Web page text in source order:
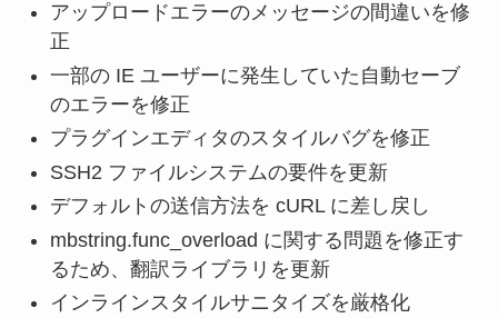
アップロードエラーのメッセージの間違いを修
正
一部の IE ユーザーに発生していた自動セーブ
のエラーを修正
プラグインエディタのスタイルバグを修正
SSH2 ファイルシステムの要件を更新
デフォルトの送信方法を cURL に差し戻し
mbstring.func_overload に関する問題を修正す
るため、翻訳ライブラリを更新
インラインスタイルサニタイズを厳格化